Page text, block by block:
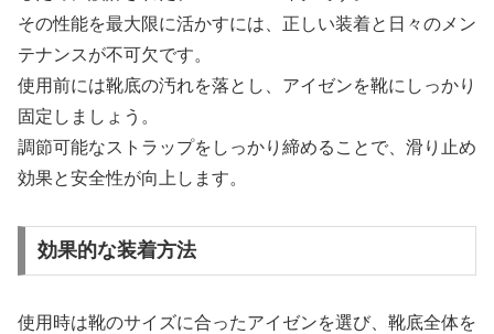
その性能を最大限に活かすには、正しい装着と日々のメン
テナンスが不可欠です。
使用前には靴底の汚れを落とし、アイゼンを靴にしっかり
固定しましょう。
調節可能なストラップをしっかり締めることで、滑り止め
効果と安全性が向上します。
効果的な装着方法
使用時は靴のサイズに合ったアイゼンを選び、靴底全体を